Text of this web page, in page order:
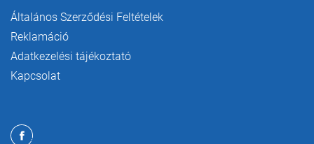
Általános Szerződési Feltételek
Reklamáció
Adatkezelési tájékoztató
Kapcsolat